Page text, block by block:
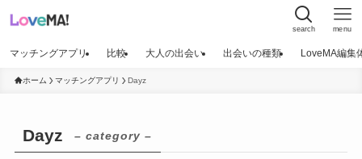
search menu
マッチングアプリ 比較 大人の出会い 出会いの種類 LoveMA編集
ホーム マッチングアプリ Dayz
Dayz – category –